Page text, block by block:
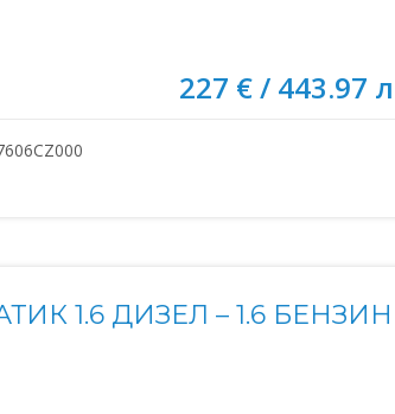
227 € / 443.97
1.6 ДИЗЕЛ – 1.6